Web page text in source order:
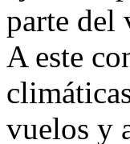
parte del
A este
vuelos y